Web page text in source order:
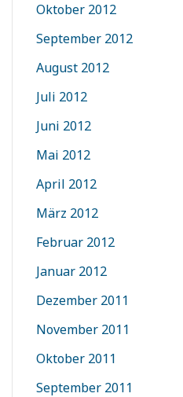
Oktober 2012
September 2012
August 2012
Juli 2012
Juni 2012
Mai 2012
April 2012
März 2012
Februar 2012
Januar 2012
Dezember 2011
November 2011
Oktober 2011
September 2011